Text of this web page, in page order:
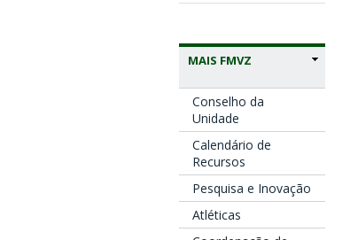
MAIS FMVZ
Conselho da
Unidade
Calendário de
Recursos
Pesquisa e Inovação
Atléticas